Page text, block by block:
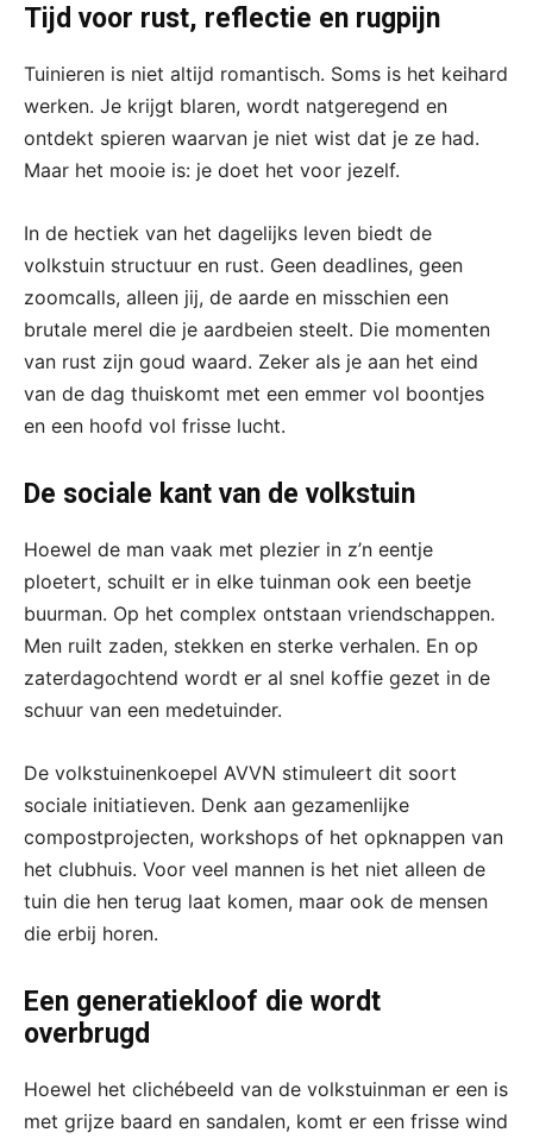
Tijd voor rust, reflectie en rugpijn
Tuinieren is niet altijd romantisch. Soms is het keihard
werken. Je krijgt blaren, wordt natgeregend en
ontdekt spieren waarvan je niet wist dat je ze had.
Maar het mooie is: je doet het voor jezelf.
In de hectiek van het dagelijks leven biedt de
volkstuin structuur en rust. Geen deadlines, geen
zoomcalls, alleen jij, de aarde en misschien een
brutale merel die je aardbeien steelt. Die momenten
van rust zijn goud waard. Zeker als je aan het eind
van de dag thuiskomt met een emmer vol boontjes
en een hoofd vol frisse lucht.
De sociale kant van de volkstuin
Hoewel de man vaak met plezier in z’n eentje
ploetert, schuilt er in elke tuinman ook een beetje
buurman. Op het complex ontstaan vriendschappen.
Men ruilt zaden, stekken en sterke verhalen. En op
zaterdagochtend wordt er al snel koffie gezet in de
schuur van een medetuinder.
De volkstuinenkoepel AVVN stimuleert dit soort
sociale initiatieven. Denk aan gezamenlijke
compostprojecten, workshops of het opknappen van
het clubhuis. Voor veel mannen is het niet alleen de
tuin die hen terug laat komen, maar ook de mensen
die erbij horen.
Een generatiekloof die wordt
overbrugd
Hoewel het clichébeeld van de volkstuinman er een is
met grijze baard en sandalen, komt er een frisse wind